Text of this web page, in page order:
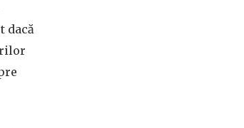
dacă